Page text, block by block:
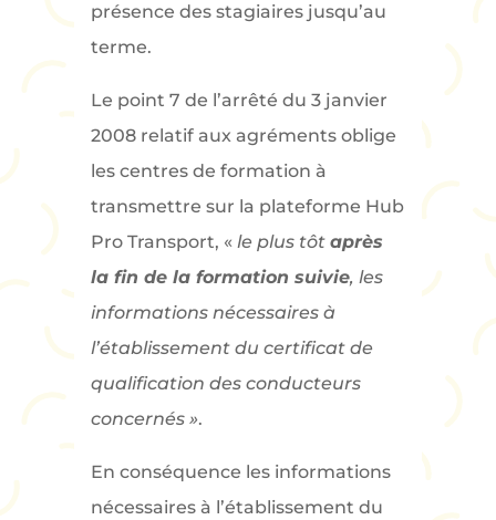
présence des stagiaires jusqu’au
terme.
Le point 7 de l’arrêté du 3 janvier
2008 relatif aux agréments oblige
les centres de formation à
transmettre sur la plateforme Hub
Pro Transport, «le plus tôtaprès
la fin de la formation suivie, les
informations nécessaires à
l’établissement du certificat de
qualification des conducteurs
concernés ».
En conséquence les informations
nécessaires à l’établissement du